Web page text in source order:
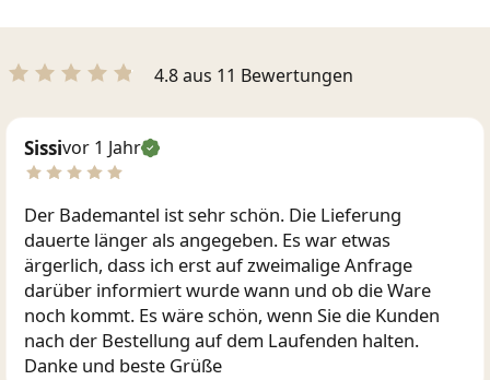
4.8 aus 11 Bewertungen
Sissivor 1 Jahr
Der Bademantel ist sehr schön. Die Lieferung
dauerte länger als angegeben. Es war etwas
ärgerlich, dass ich erst auf zweimalige Anfrage
darüber informiert wurde wann und ob die Ware
noch kommt. Es wäre schön, wenn Sie die Kunden
nach der Bestellung auf dem Laufenden halten.
Danke und beste Grüße